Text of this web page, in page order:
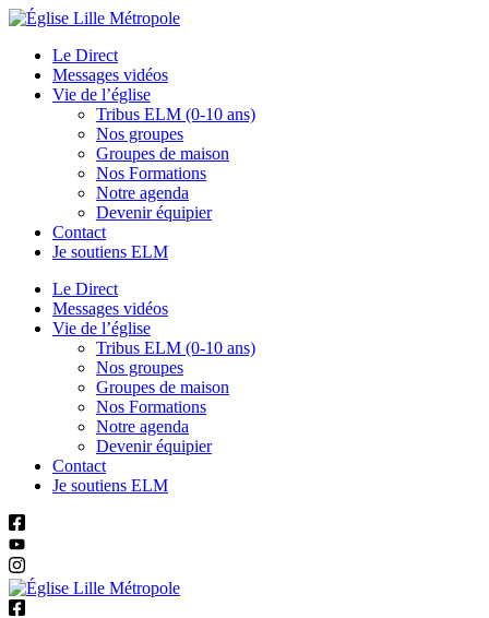
Le Direct
Messages vidéos
Vie de l’église
Tribus ELM (0-10 ans)
Nos groupes
Groupes de maison
Nos Formations
Notre agenda
Devenir équipier
Contact
Je soutiens ELM
Le Direct
Messages vidéos
Vie de l’église
Tribus ELM (0-10 ans)
Nos groupes
Groupes de maison
Nos Formations
Notre agenda
Devenir équipier
Contact
Je soutiens ELM